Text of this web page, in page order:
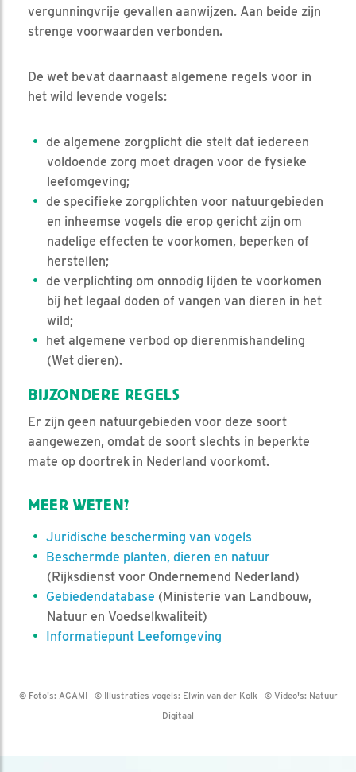
vergunningvrije gevallen aanwijzen. Aan beide zijn
strenge voorwaarden verbonden.
De wet bevat daarnaast algemene regels voor in
het wild levende vogels:
de algemene zorgplicht die stelt dat iedereen
voldoende zorg moet dragen voor de fysieke
leefomgeving;
de specifieke zorgplichten voor natuurgebieden
en inheemse vogels die erop gericht zijn om
nadelige effecten te voorkomen, beperken of
herstellen;
de verplichting om onnodig lijden te voorkomen
bij het legaal doden of vangen van dieren in het
wild;
het algemene verbod op dierenmishandeling
(Wet dieren).
BIJZONDERE REGELS
Er zijn geen natuurgebieden voor deze soort
aangewezen, omdat de soort slechts in beperkte
mate op doortrek in Nederland voorkomt.
MEER WETEN?
Juridische bescherming van vogels
Beschermde planten, dieren en natuur
(Rijksdienst voor Ondernemend Nederland)
Gebiedendatabase (Ministerie van Landbouw,
Natuur en Voedselkwaliteit)
Informatiepunt Leefomgeving
© Foto's: AGAMI© Illustraties vogels: Elwin van der Kolk © Video's: Natuur
Digitaal